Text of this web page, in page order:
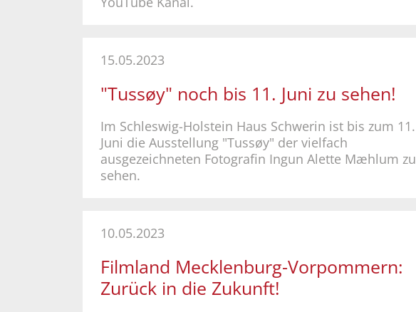
15.05.2023
"Tussøy" noch bis 11. Juni zu sehen!
Im Schleswig-Holstein Haus Schwerin ist bis zum 11.
Juni die Ausstellung "Tussøy" der vielfach
ausgezeichneten Fotografin Ingun Alette Mæhlum zu
sehen.
10.05.2023
Filmland Mecklenburg-Vorpommern:
Zurück in die Zukunft!